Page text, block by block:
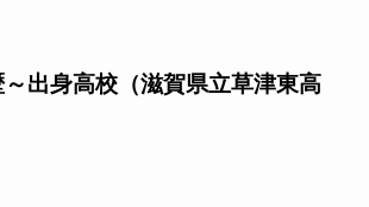
出身高校（滋賀県立草津東高